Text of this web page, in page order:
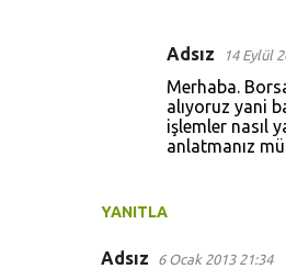
YANITLA
Adsız 14 Eylül
Merhaba.
alıyoruz yani
işlemler nasıl
anlatmanız
Adsız 6 Ocak 2013 21:34